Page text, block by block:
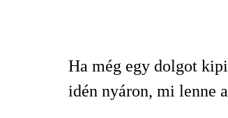
Ha még egy dolgot
idén nyáron, mi lenne